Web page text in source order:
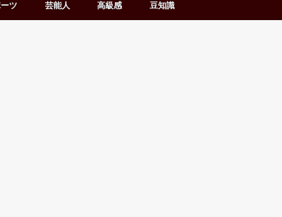
ツ 芸能人 高級感 豆知識